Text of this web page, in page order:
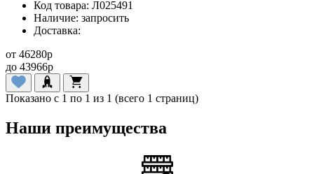
Код товара: Л025491
Наличие: запросить
Доставка:
от 46280p
до 43966p
Показано с 1 по 1 из 1 (всего 1 страниц)
Наши преимущества